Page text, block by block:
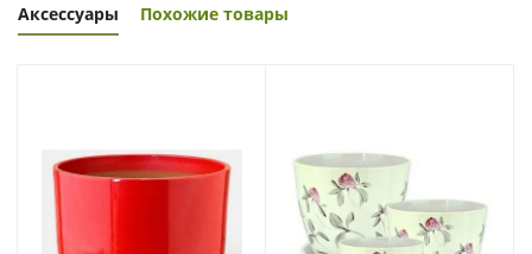
Аксессуары Похожие товары